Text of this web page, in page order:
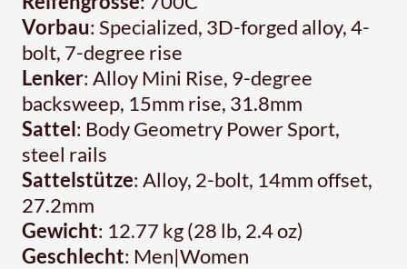
Vorbau: Specialized, 3D-forged alloy, 4-
bolt, 7-degree rise
Lenker: Alloy Mini Rise, 9-degree
backsweep, 15mm rise, 31.8mm
Sattel: Body Geometry Power Sport,
steel rails
Sattelstütze: Alloy, 2-bolt, 14mm offset,
27.2mm
Gewicht: 12.77 kg (28 lb, 2.4 oz)
Geschlecht: Men|Women